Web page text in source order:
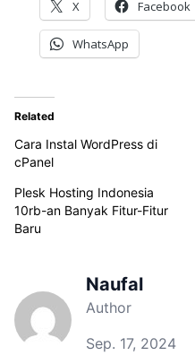
X Facebook
WhatsApp
Related
Cara Instal WordPress di
cPanel
Plesk Hosting Indonesia
10rb-an Banyak Fitur-Fitur
Baru
Naufal
Author
Sep. 17, 2024